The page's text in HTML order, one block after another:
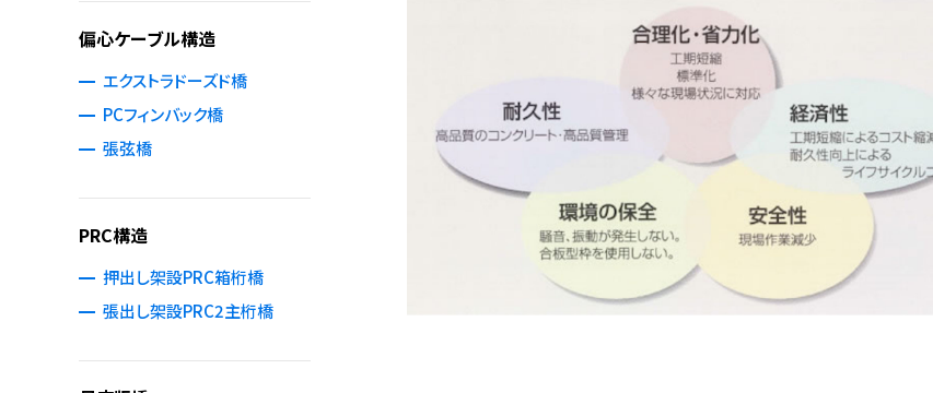
偏心ケーブル構造
エクストラドーズド橋
PCフィンバック橋
張弦橋
PRC構造
押出し架設PRC箱桁橋
張出し架設PRC2主桁橋